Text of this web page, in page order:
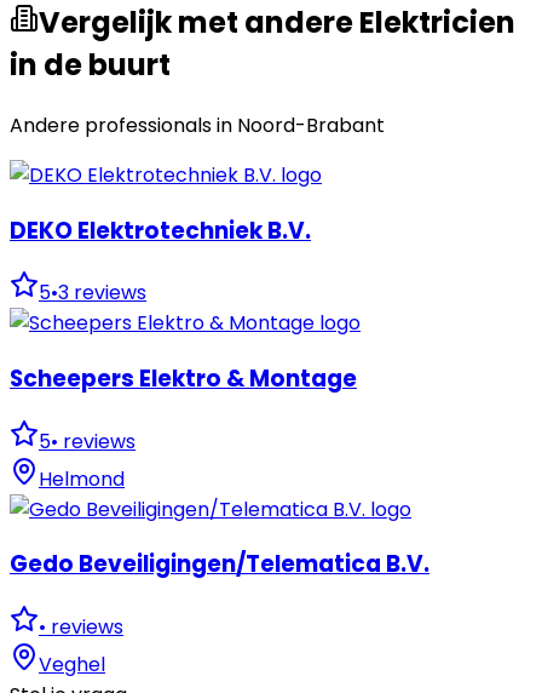
Vergelijk met andere Elektricien
in de buurt
Andere professionals in Noord-Brabant
DEKO Elektrotechniek B.V.
5•3 reviews
Scheepers Elektro & Montage
5• reviews
Helmond
Gedo Beveiligingen/Telematica B.V.
• reviews
Veghel